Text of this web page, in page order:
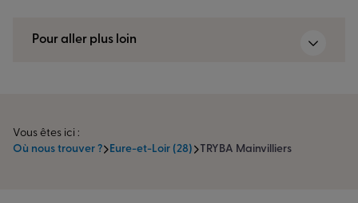
Pour aller plus loin
Vous êtes ici :
Où nous trouver ?
Eure-et-Loir (28) TRYBA Mainvilliers